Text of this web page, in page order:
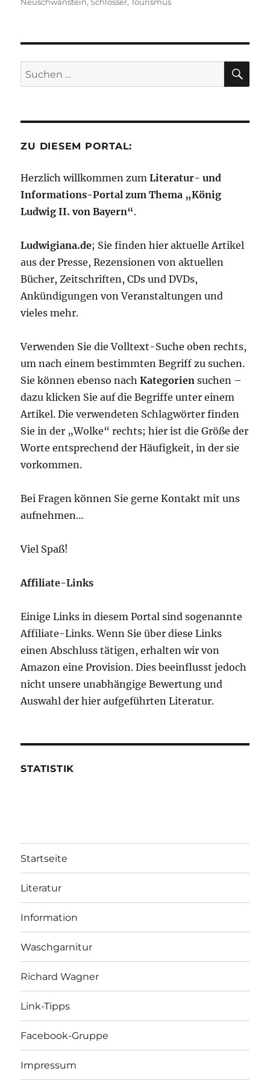
Suchen
nach:
ZU DIESEM PORTAL:
Herzlich willkommen zumLiteratur- und
Informations-Portal zum Thema „König
Ludwig II. von Bayern“.
Ludwigiana.de; Sie finden hier aktuelle Artikel
aus der Presse, Rezensionen von aktuellen
Bücher, Zeitschriften, CDs und DVDs,
Ankündigungen von Veranstaltungen und
vieles mehr.
Verwenden Sie die Volltext-Suche oben rechts,
um nach einem bestimmten Begriff zu suchen.
Sie können ebenso nachKategorien suchen –
dazu klicken Sie auf die Begriffe unter einem
Artikel. Die verwendeten Schlagwörter finden
Sie in der „Wolke“ rechts; hier ist die Größe der
Worte entsprechend der Häufigkeit, in der sie
vorkommen.
Bei Fragen können Sie gerne Kontakt mit uns
aufnehmen…
Viel Spaß!
Affiliate-Links
Einige Links in diesem Portal sind sogenannte
Affiliate-Links. Wenn Sie über diese Links
einen Abschluss tätigen, erhalten wir von
Amazon eine Provision. Dies beeinflusst jedoch
nicht unsere unabhängige Bewertung und
Auswahl der hier aufgeführten Literatur.
STATISTIK
Startseite
Literatur
Information
Waschgarnitur
Richard Wagner
Link-Tipps
Facebook-Gruppe
Impressum